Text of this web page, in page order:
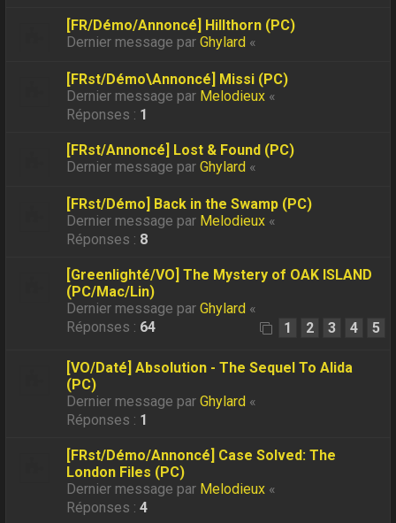
[FR/Démo/Annoncé] Hillthorn (PC)
Dernier message parGhylard «
[FRst/Démo\Annoncé] Missi (PC)
Dernier message par Melodieux «
Réponses : 1
[FRst/Annoncé] Lost & Found (PC)
Dernier message parGhylard «
[FRst/Démo] Back in the Swamp (PC)
Dernier message par Melodieux «
Réponses : 8
[Greenlighté/VO] The Mystery of OAK ISLAND
(PC/Mac/Lin)
Dernier message parGhylard «
Réponses : 64 1 2 3 4 5
[VO/Daté] Absolution - The Sequel To Alida
(PC)
Dernier message parGhylard «
Réponses : 1
[FRst/Démo/Annoncé] Case Solved: The
London Files (PC)
Dernier message par Melodieux «
Réponses :4